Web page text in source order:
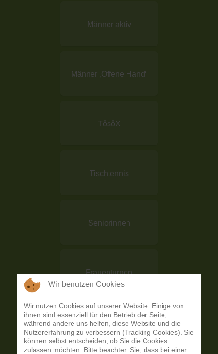
Männer aktiv
Männer ‚Offene Hand‘
TôsôX
Tischtennis
Seniorinnen
Frauenturnen
Aerobic
Wir benutzen Cookies
Wir nutzen Cookies auf unserer Website. Einige von
ihnen sind essenziell für den Betrieb der Seite,
während andere uns helfen, diese Website und die
Nutzererfahrung zu verbessern (Tracking Cookies). Sie
können selbst entscheiden, ob Sie die Cookies
zulassen möchten. Bitte beachten Sie, dass bei einer